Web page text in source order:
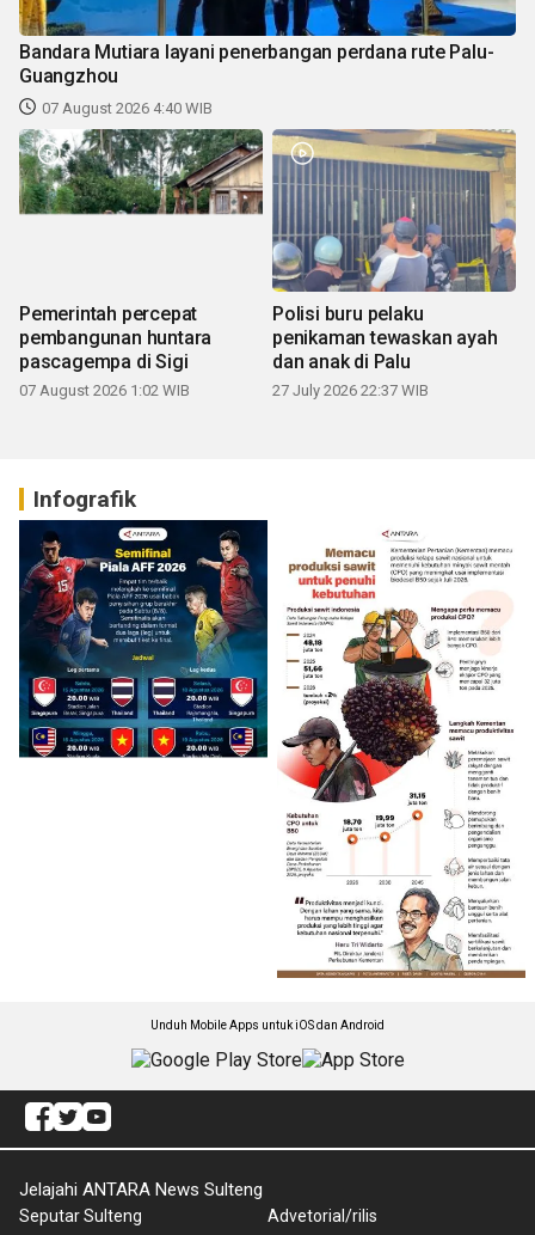
Bandara Mutiara layani penerbangan perdana rute Palu-
Guangzhou
07 August 2026 4:40 WIB
Pemerintah percepat
pembangunan huntara
pascagempa di Sigi
07 August 2026 1:02 WIB
Polisi buru pelaku
penikaman tewaskan ayah
dan anak di Palu
27 July 2026 22:37 WIB
Infografik
Unduh Mobile Apps untuk iOS dan Android
Jelajahi ANTARA News Sulteng
Seputar Sulteng
Advetorial/rilis